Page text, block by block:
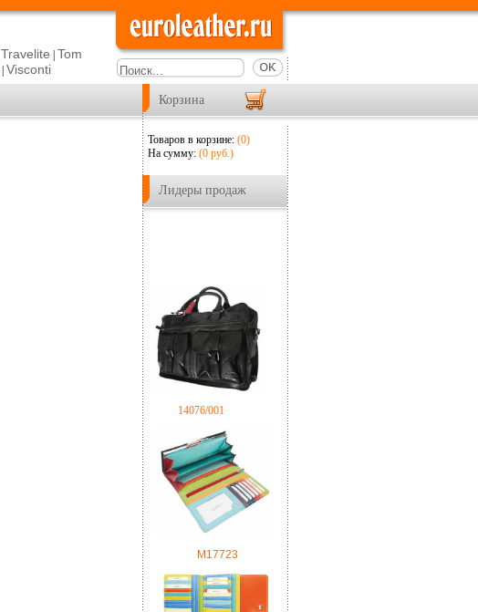
Корзина
Лидеры продаж
Товаров в корзине: (0)
На сумму: (0 руб.)
Travelite Tom
Visconti
14076/001
M17723